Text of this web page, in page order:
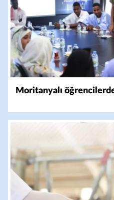
Moritanyalı